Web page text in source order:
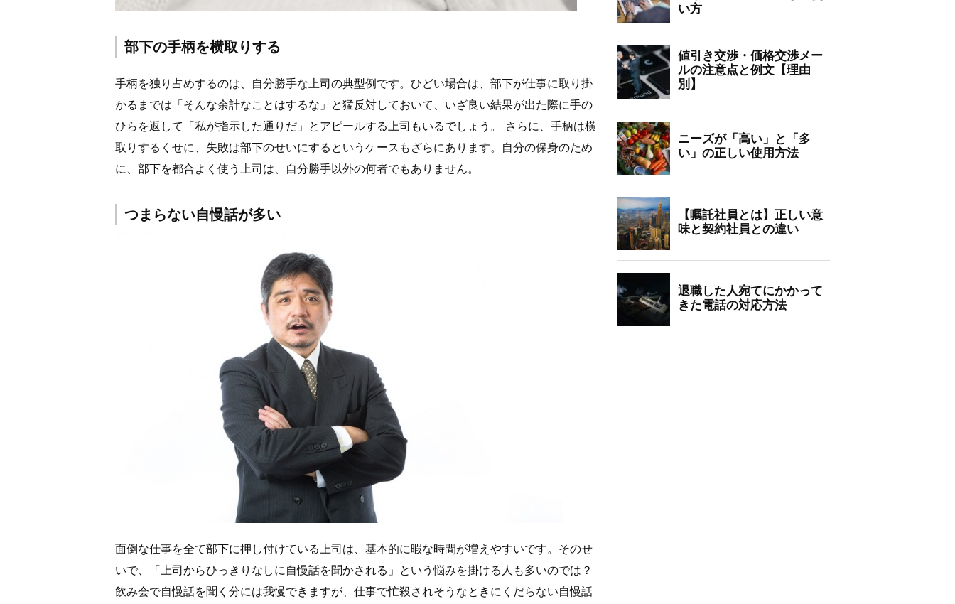
部下の手柄を横取りする
手柄を独り占めするのは、自分勝手な上司の典型例です。ひどい場合は、部下が仕事に取り掛
かるまでは「そんな余計なことはするな」と猛反対しておいて、いざ良い結果が出た際に手の
ひらを返して「私が指示した通りだ」とアピールする上司もいるでしょう。 さらに、手柄は横
取りするくせに、失敗は部下のせいにするというケースもざらにあります。自分の保身のため
に、部下を都合よく使う上司は、自分勝手以外の何者でもありません。
つまらない自慢話が多い
面倒な仕事を全て部下に押し付けている上司は、基本的に暇な時間が増えやすいです。そのせ
いで、「上司からひっきりなしに自慢話を聞かされる」という悩みを掛ける人も多いのでは？
飲み会で自慢話を聞く分には我慢できますが、仕事で忙殺されそうなときにくだらない自慢話